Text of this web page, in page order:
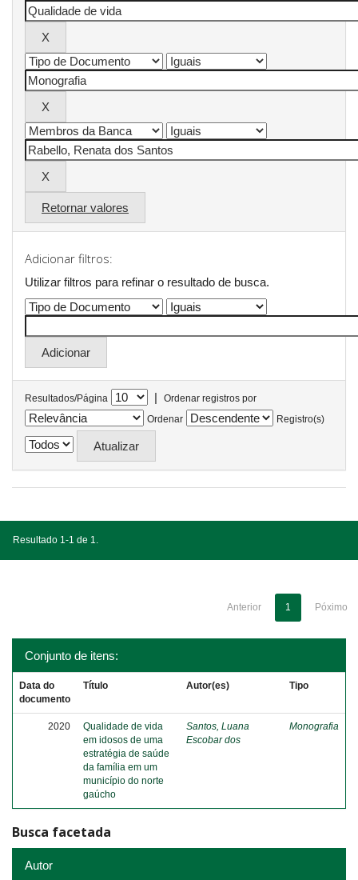
Retornar valores
Adicionar filtros:
Utilizar filtros para refinar o resultado de busca.
Resultados/Página |
Ordenar registros por
Ordenar
Registro(s)
Resultado 1-1 de 1.
Anterior 1 Póximo
Conjunto de itens:
Data do
documento
Título Autor(es) Tipo
2020
Qualidade de vida
em idosos de uma
estratégia de saúde
da família em um
município do norte
gaúcho
Santos, Luana
Escobar dos
Monografia
Busca facetada
Autor